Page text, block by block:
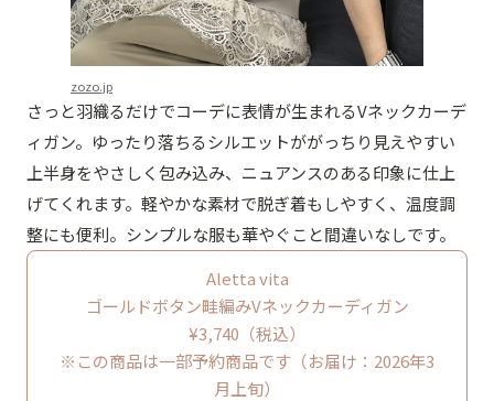
zozo.jp
さっと羽織るだけでコーデに表情が生まれるVネックカーデ
ィガン。ゆったり落ちるシルエットががっちり見えやすい
上半身をやさしく包み込み、ニュアンスのある印象に仕上
げてくれます。軽やかな素材で脱ぎ着もしやすく、温度調
整にも便利。シンプルな服も華やぐこと間違いなしです。
Aletta vita
ゴールドボタン畦編みVネックカーディガン
¥3,740（税込）
※この商品は一部予約商品です（お届け：2026年3
月上旬）